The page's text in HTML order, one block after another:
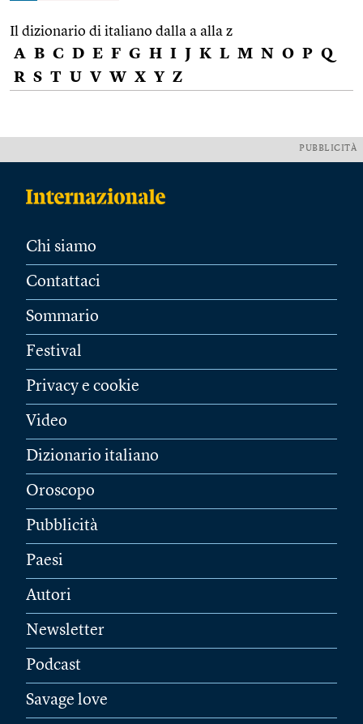
Il dizionario di italiano dalla a alla z
A B C D E F G H I J K L M N O P Q
R S T U V W X Y Z
PUBBLICITÀ
Chi siamo
Contattaci
Sommario
Festival
Privacy e cookie
Video
Dizionario italiano
Oroscopo
Pubblicità
Paesi
Autori
Newsletter
Podcast
Savage love